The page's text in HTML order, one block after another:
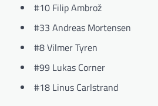
#10 Filip Ambrož
#33 Andreas Mortensen
#8 Vilmer Tyren
#99 Lukas Corner
#18 Linus Carlstrand